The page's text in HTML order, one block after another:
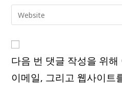
to
comment
email
address
comment
Enter
your
URL
(optional)
다음 번 댓글 작성을 위
이메일, 그리고 웹사이트